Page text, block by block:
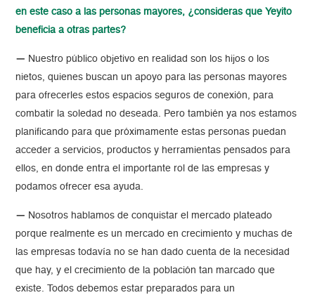
en este caso a las personas mayores, ¿consideras que Yeyito
beneficia a otras partes?
— Nuestro público objetivo en realidad son los hijos o los
nietos, quienes buscan un apoyo para las personas mayores
para ofrecerles estos espacios seguros de conexión, para
combatir la soledad no deseada. Pero también ya nos estamos
planificando para que próximamente estas personas puedan
acceder a servicios, productos y herramientas pensados para
ellos, en donde entra el importante rol de las empresas y
podamos ofrecer esa ayuda.
— Nosotros hablamos de conquistar el mercado plateado
porque realmente es un mercado en crecimiento y muchas de
las empresas todavía no se han dado cuenta de la necesidad
que hay, y el crecimiento de la población tan marcado que
existe. Todos debemos estar preparados para un